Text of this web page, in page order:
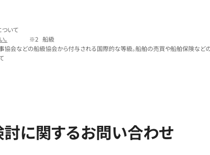
いて
船級
会などの船級協会から付与される国際的な等級。船舶の売買や船舶保険など
討に関するお問い合わせ